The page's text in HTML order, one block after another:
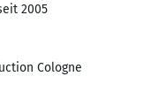
2005
Cologne